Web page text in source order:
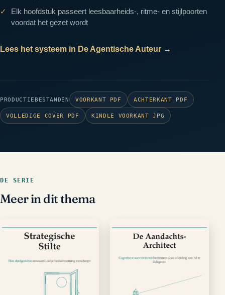
Elk hoofdstuk passeert leesbaarheids-, ritme- en stijlpoorten
voordat het gezet wordt
Lees het systeem in De Agentische Auteur →
PRODUCTIEBESTANDEN VOORKANT PDF ACHTERKANT PDF
VOLLEDIGE COVER PDF KINDLE VOORKANT JPG
DE SERIE
Meer in dit thema